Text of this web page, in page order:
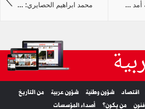
محمد ابراهيم الحصايري: ... أمد ...
اقتصاد شؤون وطنية شؤون عربية
من التاريخ
من يكون؟ أصداء المؤسسات